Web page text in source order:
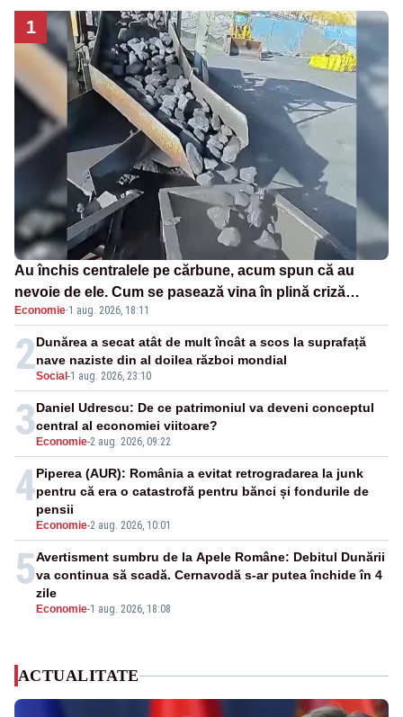
1
Au închis centralele pe cărbune, acum spun că au
nevoie de ele. Cum se pasează vina în plină criză
energetică
Economie·1 aug. 2026, 18:11
2Social -1 aug. 2026, 23:10
Dunărea a secat atât de mult încât a scos la suprafață
nave naziste din al doilea război mondial
3 Economie-2 aug. 2026, 09:22
Daniel Udrescu: De ce patrimoniul va deveni conceptul
central al economiei viitoare?
4
Economie-2 aug. 2026, 10:01
Piperea (AUR): România a evitat retrogradarea la junk
pentru că era o catastrofă pentru bănci și fondurile de
pensii
5
Economie-1 aug. 2026, 18:08
Avertisment sumbru de la Apele Române: Debitul Dunării
va continua să scadă. Cernavodă s-ar putea închide în 4
zile
ACTUALITATE